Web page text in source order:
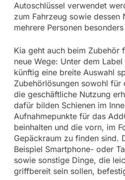
Autoschlüssel verwendet
zum Fahrzeug sowie dessen
mehrere Personen
Kia geht auch beim Zubehör
neue Wege: Unter dem
künftig eine breite Auswahl
Zubehörlösungen sowohl für
die geschäftliche Nutzung
dafür bilden Schienen im
Aufnahmepunkte für das
beinhalten und die vorn, im
Gepäckraum zu finden sind.
Beispiel Smartphone- oder
sowie sonstige Dinge, die
griffbereit sein sollen,